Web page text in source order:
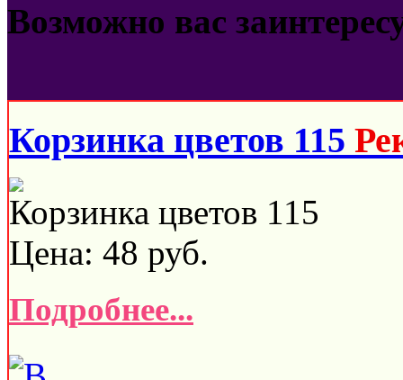
Возможно вас
Корзинка цветов 115
Корзинка цветов 115
Цена: 48 руб.
Подробнее...